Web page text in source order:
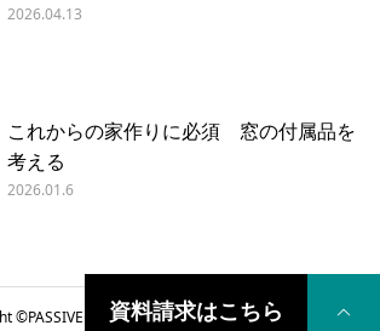
2026.04.13
これからの家作りに必須 窓の付属品を
考える
2026.01.6
©PASSIVE DESIGN COME HOME2018
資料請求はこちら